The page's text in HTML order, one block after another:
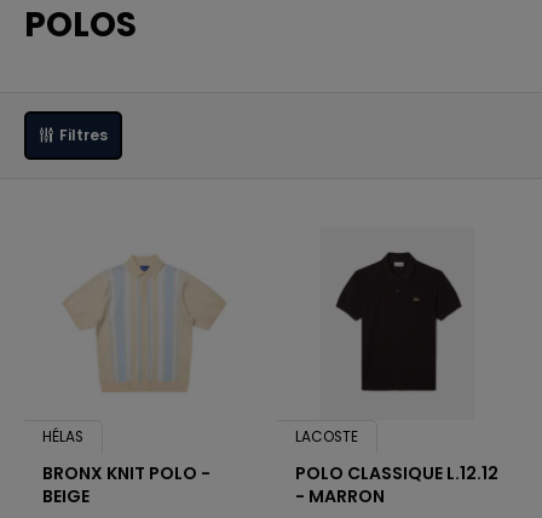
POLOS
Filtres
HÉLAS
BRONX KNIT POLO -
BEIGE
LACOSTE
POLO CLASSIQUE L.12.12
- MARRON